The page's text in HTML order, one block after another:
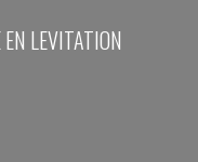
LEVITATION